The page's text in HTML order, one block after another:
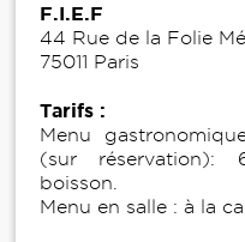
F.I.E.F
44 Rue de la Folie
75011 Paris
Tarifs :
Menu
(sur réservation):
boisson.
Menu en salle : à la